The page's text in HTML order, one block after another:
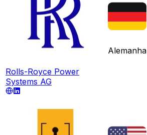
Rolls-Royce Power
Systems AG
Alemanha